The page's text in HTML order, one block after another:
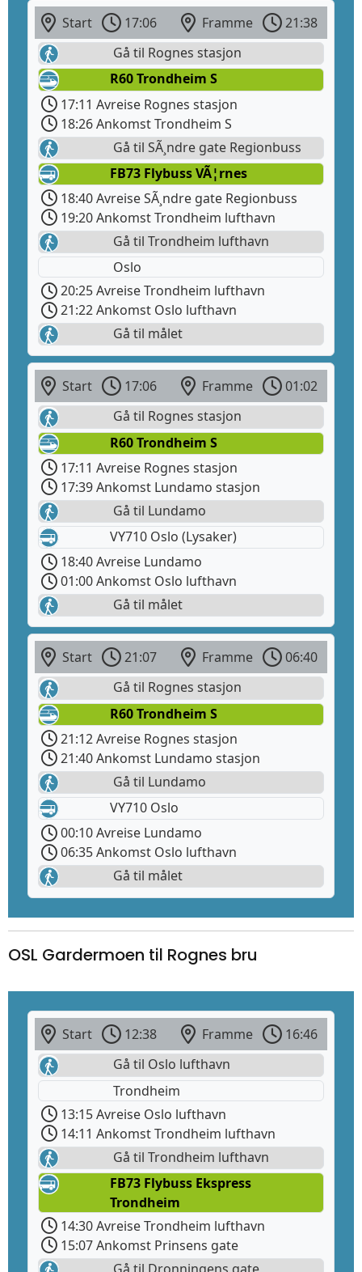
Start 17:06 Framme
21:38
Gå til Rognes stasjon
R60 Trondheim S
17:11 Avreise Rognes stasjon
18:26 Ankomst Trondheim S
Gå til SÃ¸ndre gate Regionbuss
FB73 Flybuss VÃ¦rnes
18:40 Avreise SÃ¸ndre gate Regionbuss
19:20 Ankomst Trondheim lufthavn
Gå til Trondheim lufthavn
Oslo
20:25 Avreise Trondheim lufthavn
21:22 Ankomst Oslo lufthavn
Gå til målet
Start 17:06 Framme
01:02
Gå til Rognes stasjon
R60 Trondheim S
17:11 Avreise Rognes stasjon
17:39 Ankomst Lundamo stasjon
Gå til Lundamo
VY710 Oslo (Lysaker)
18:40 Avreise Lundamo
01:00 Ankomst Oslo lufthavn
Gå til målet
Start 21:07 Framme
06:40
Gå til Rognes stasjon
R60 Trondheim S
21:12 Avreise Rognes stasjon
21:40 Ankomst Lundamo stasjon
Gå til Lundamo
VY710 Oslo
00:10 Avreise Lundamo
06:35 Ankomst Oslo lufthavn
Gå til målet
OSL Gardermoen til Rognes bru
Start 12:38 Framme
16:46
Gå til Oslo lufthavn
Trondheim
13:15 Avreise Oslo lufthavn
14:11 Ankomst Trondheim lufthavn
Gå til Trondheim lufthavn
FB73 Flybuss Ekspress
Trondheim
14:30 Avreise Trondheim lufthavn
15:07 Ankomst Prinsens gate